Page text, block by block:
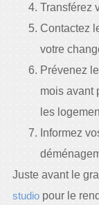
Transférez
Contactez
votre
Prévenez
mois avant
les
Informez
Juste avant le
studiopour le